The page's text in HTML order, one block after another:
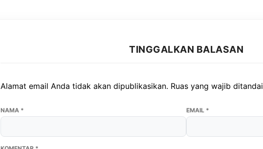
TINGGALKAN BALASAN
Alamat email Anda tidak akan dipublikasikan. Ruas yang wajib ditandai
NAMA * EMAIL *